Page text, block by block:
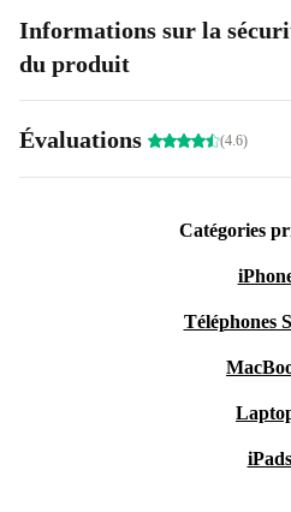
Informations sur la
du produit
Évaluations (4.6)
Catégories
Téléphones
iPads